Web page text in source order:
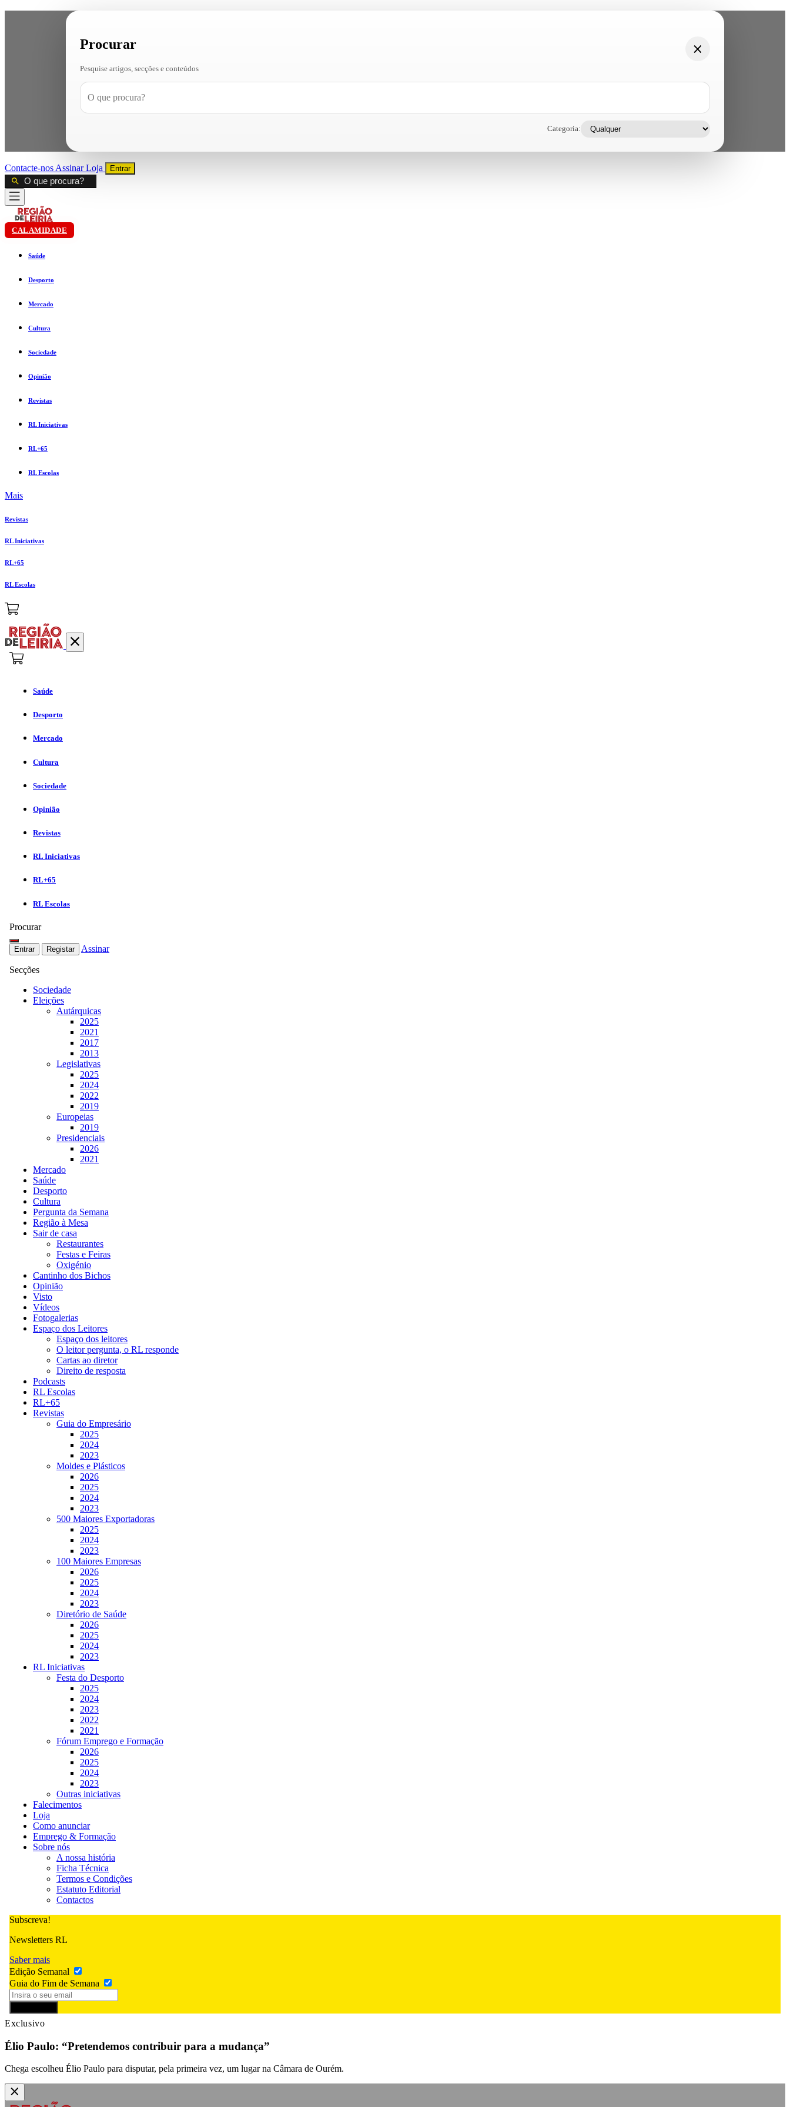
Procurar
Pesquise artigos, secções e conteúdos
Categoria:
Contacte-nos AssinarLoja Entrar
CALAMIDADE
Saúde
Desporto
Mercado
Cultura
Sociedade
Opinião
Revistas
RL Iniciativas
RL+65
RL Escolas
Mais
Revistas
RL Iniciativas
RL+65
RL Escolas
Saúde
Desporto
Mercado
Cultura
Sociedade
Opinião
Revistas
RL Iniciativas
RL+65
RL Escolas
Procurar
Entrar Registar Assinar
Secções
Sociedade
Eleições
Autárquicas
2025
2021
2017
2013
Legislativas
2025
2024
2022
2019
Europeias
2019
Presidenciais
2026
2021
Mercado
Saúde
Desporto
Cultura
Pergunta da Semana
Região à Mesa
Sair de casa
Restaurantes
Festas e Feiras
Oxigénio
Cantinho dos Bichos
Opinião
Visto
Vídeos
Fotogalerias
Espaço dos Leitores
Espaço dos leitores
O leitor pergunta, o RL responde
Cartas ao diretor
Direito de resposta
Podcasts
RL Escolas
RL+65
Revistas
Guia do Empresário
2025
2024
2023
Moldes e Plásticos
2026
2025
2024
2023
500 Maiores Exportadoras
2025
2024
2023
100 Maiores Empresas
2026
2025
2024
2023
Diretório de Saúde
2026
2025
2024
2023
RL Iniciativas
Festa do Desporto
2025
2024
2023
2022
2021
Fórum Emprego e Formação
2026
2025
2024
2023
Outras iniciativas
Falecimentos
Loja
Como anunciar
Emprego & Formação
Sobre nós
A nossa história
Ficha Técnica
Termos e Condições
Estatuto Editorial
Contactos
Subscreva!
Newsletters RL
Saber mais
Edição Semanal
Guia do Fim de Semana
Exclusivo
Élio Paulo: “Pretendemos contribuir para a mudança”
Chega escolheu Élio Paulo para disputar, pela primeira vez, um lugar na Câmara de Ourém.